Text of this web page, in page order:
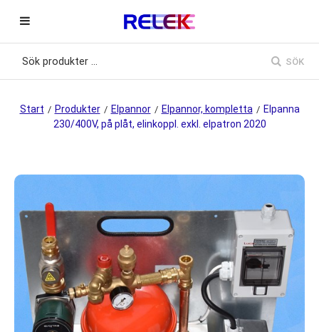
SÖK
Start / Produkter / Elpannor / Elpannor, kompletta / Elpanna
230/400V, på plåt, elinkoppl. exkl. elpatron 2020